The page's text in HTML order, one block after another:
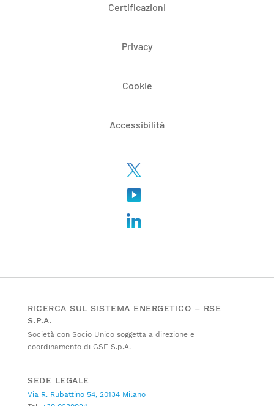
Certificazioni
Privacy
Cookie
Accessibilità
RICERCA SUL SISTEMA ENERGETICO – RSE
S.P.A.
Società con Socio Unico soggetta a direzione e
coordinamento di GSE S.p.A.
SEDE LEGALE
Via R. Rubattino 54, 20134 Milano